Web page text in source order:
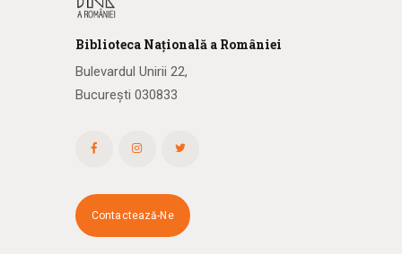
Biblioteca Națională a României
Bulevardul Unirii 22,
București 030833
Contactează-Ne